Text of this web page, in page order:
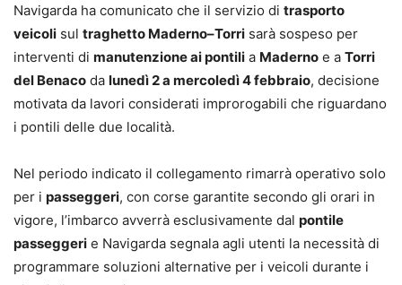
Navigarda ha comunicato che il servizio di trasporto
veicoli sul traghetto Maderno–Torri sarà sospeso per
interventi di manutenzione ai pontili a Maderno e a Torri
del Benaco da lunedì 2 a mercoledì 4 febbraio, decisione
motivata da lavori considerati improrogabili che riguardano
i pontili delle due località.
Nel periodo indicato il collegamento rimarrà operativo solo
per i passeggeri, con corse garantite secondo gli orari in
vigore, l’imbarco avverrà esclusivamente dal pontile
passeggeri e Navigarda segnala agli utenti la necessità di
programmare soluzioni alternative per i veicoli durante i